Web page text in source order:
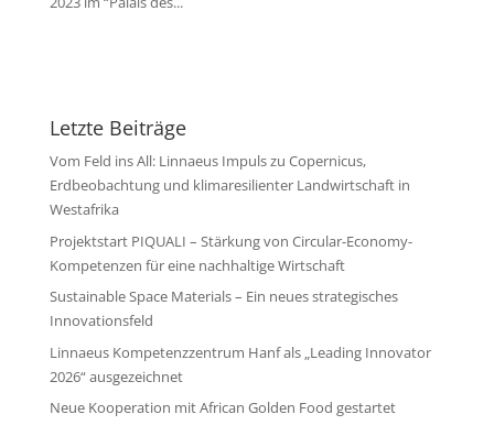
Letzte Beiträge
Vom Feld ins All: Linnaeus Impuls zu Copernicus,
Erdbeobachtung und klimaresilienter Landwirtschaft in
Westafrika
Projektstart PIQUALI – Stärkung von Circular-Economy-
Kompetenzen für eine nachhaltige Wirtschaft
Sustainable Space Materials – Ein neues strategisches
Innovationsfeld
Linnaeus Kompetenzzentrum Hanf als „Leading Innovator
2026“ ausgezeichnet
Neue Kooperation mit African Golden Food gestartet